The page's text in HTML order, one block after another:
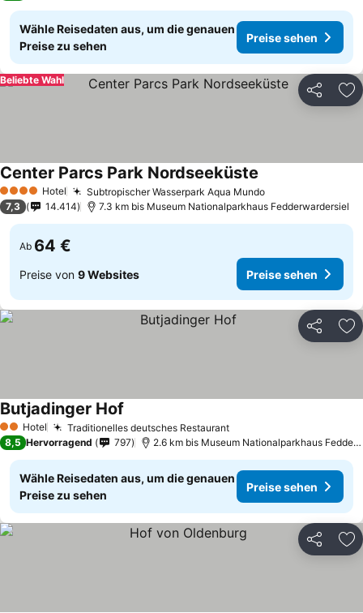
Wähle Reisedaten aus, um die genauen
Preise zu sehen
Preise sehen
Teilen
Beliebte Wahl
4 Sterne Hotel Subtropischer Wasserpark Aqua MundoPreise sehen
Center Parcs Park Nordseeküste
7,3 14.414 7.3 km bis Museum Nationalparkhaus Fedderwardersiel
Ab 64 €
Preise von 9 Websites Preise sehen
Teilen
2 Sterne
Hotel Traditionelles deutsches RestaurantPreise sehen
Butjadinger Hof
8,5 Hervorragend 797 2.6 km bis Museum Nationalparkhaus
Wähle Reisedaten aus, um die genauen
Preise zu sehen
Preise sehen
Teilen